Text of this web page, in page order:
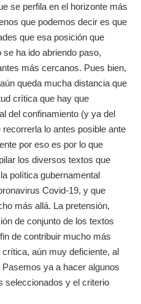
se perfila en el horizonte más
que podemos decir es que
que esa posición que
ha ido abriendo paso,
más cercanos. Pues bien,
queda mucha distancia que
crítica que hay que
del confinamiento (y ya del
lo antes posible ante
por eso es por lo que
los diversos textos que
política gubernamental
Covid-19, y que
más allá. La pretensión,
de conjunto de los textos
de contribuir mucho más
aún muy deficiente, al
ya a hacer algunos
seleccionados y el criterio